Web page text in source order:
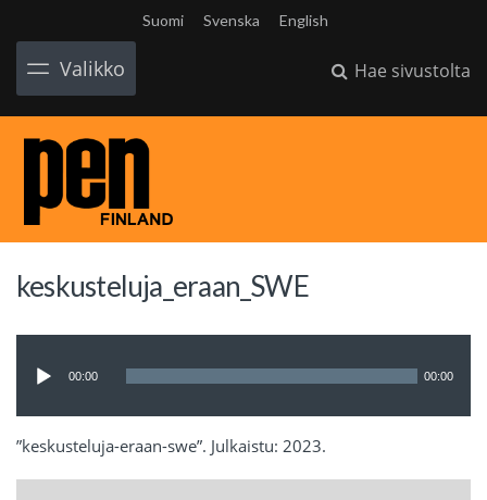
Suomi Svenska English
Valikko Hae sivustolta
keskusteluja_eraan_SWE
00:00 00:00
”keskusteluja-eraan-swe”. Julkaistu: 2023.